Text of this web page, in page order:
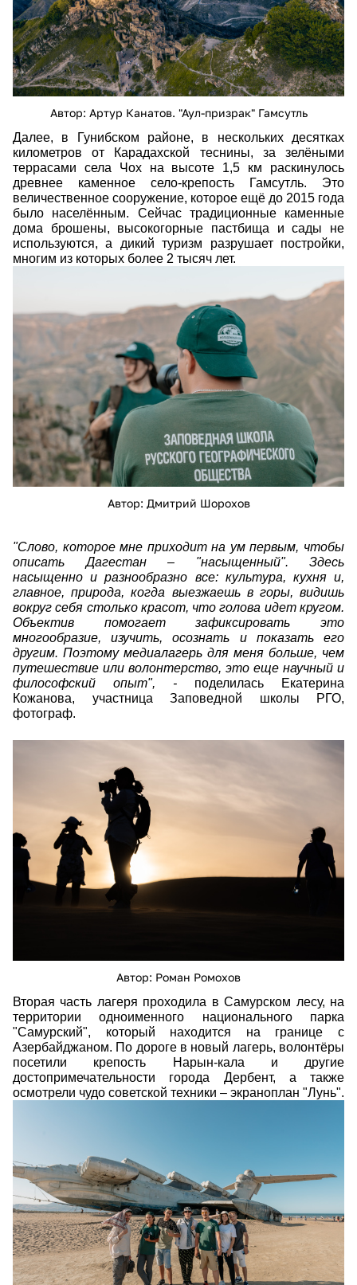
Автор: Артур Канатов. "Аул-призрак" Гамсутль
Далее, в Гунибском районе, в нескольких десятках
километров от Карадахской теснины, за зелёными
террасами села Чох на высоте 1,5 км раскинулось
древнее каменное село-крепость Гамсутль. Это
величественное сооружение, которое ещё до 2015 года
было населённым. Сейчас традиционные каменные
дома брошены, высокогорные пастбища и сады не
используются, а дикий туризм разрушает постройки,
многим из которых более 2 тысяч лет.
Автор: Дмитрий Шорохов
"Слово, которое мне приходит на ум первым, чтобы
описать Дагестан – "насыщенный". Здесь
насыщенно и разнообразно все: культура, кухня и,
главное, природа, когда выезжаешь в горы, видишь
вокруг себя столько красот, что голова идет кругом.
Объектив помогает зафиксировать это
многообразие, изучить, осознать и показать его
другим. Поэтому медиалагерь для меня больше, чем
путешествие или волонтерство, это еще научный и
философский опыт", - поделилась Екатерина
Кожанова,
участница Заповедной школы РГО,
фотограф.
dsc02517.jpg
Автор: Роман Ромохов
Вторая часть лагеря проходила в Самурском лесу, на
территории одноименного национального парка
"Самурский", который находится на границе с
Азербайджаном. По дороге в новый лагерь, волонтёры
посетили крепость Нарын-кала и другие
достопримечательности города Дербент, а также
осмотрели чудо советской техники – экраноплан "Лунь".